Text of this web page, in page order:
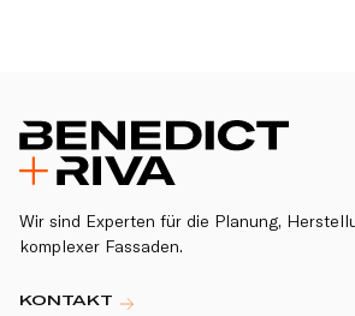
Wir sind Experten für die Planung,
komplexer Fassaden.
KONTAKT